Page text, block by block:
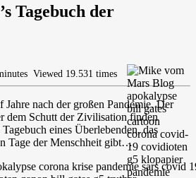
Tagebuch der
Viewed 19.531 times
Jahre nach der großen Pandemie. Der
dem Schutt der Zivilisation finden
eines Überlebenden, das
Tage der Menschheit gibt…